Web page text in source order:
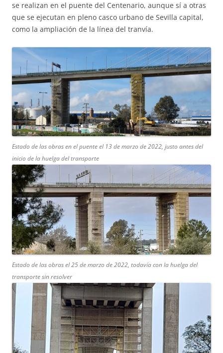
se realizan en el puente del Centenario, aunque sí a otras
que se ejecutan en pleno casco urbano de Sevilla capital,
como la ampliación de la línea del tranvía.
Estado de las obras en el puente el 13 de marzo de 2022, justo antes del
inicio de la huelga del transporte
Estado de las obras el 25 de marzo de 2022, todavía con la huelga del
transporte sin resolver